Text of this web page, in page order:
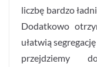
liczbę bardzo
Dodatkowo
ułatwią
przejdziemy